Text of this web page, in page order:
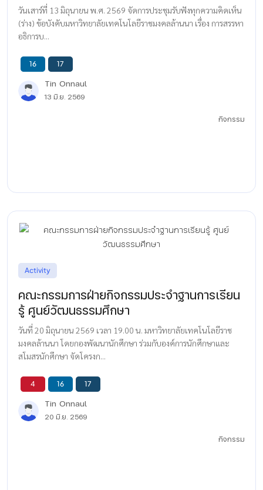
วันเสาร์ที่ 13 มิถุนายน พ.ศ. 2569 จัดการประชุมรับฟังทุกความคิดเห็น
(ร่าง) ข้อบังคับมหาวิทยาลัยเทคโนโลยีราชมงคลล้านนา เรื่อง การสรรหา
อธิการบ...
16 17
Tin Onnaul
13 มิ.ย. 2569
กิจกรรม
Activity
คณะกรรมการฝ่ายกิจกรรมประจำฐานการเรียน
รู้ ศูนย์วัฒนธรรมศึกษา
วันที่ 20 มิถุนายน 2569 เวลา 19.00 น. มหาวิทยาลัยเทคโนโลยีราช
มงคลล้านนา โดยกองพัฒนานักศึกษา ร่วมกับองค์การนักศึกษาและ
สโมสรนักศึกษา จัดโครงก...
4 16 17
Tin Onnaul
20 มิ.ย. 2569
กิจกรรม